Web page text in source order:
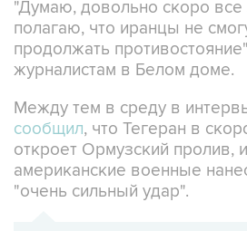
"Думаю, довольно скоро все
полагаю, что иранцы не
продолжать
журналистам в Белом доме.
Между тем в среду в
сообщил, что Тегеран в
откроет Ормузский пролив,
американские военные
"очень сильный удар".